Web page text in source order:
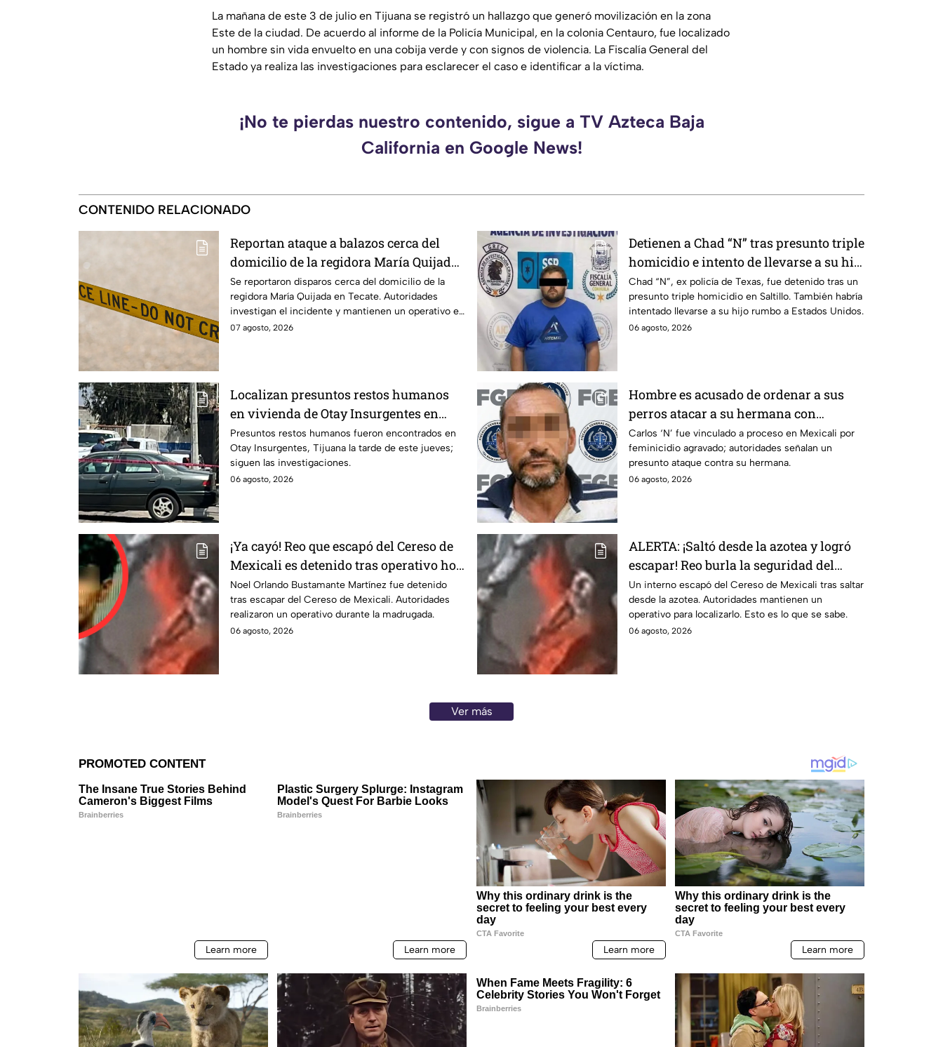
La mañana de este 3 de julio en Tijuana se registró un hallazgo que generó movilización en la zona
Este de la ciudad. De acuerdo al informe de la Policía Municipal, en la colonia Centauro, fue localizado
un hombre sin vida envuelto en una cobija verde y con signos de violencia. La Fiscalía General del
Estado ya realiza las investigaciones para esclarecer el caso e identificar a la víctima.
¡No te pierdas nuestro contenido, sigue a TV Azteca Baja
California en Google News!
CONTENIDO RELACIONADO
Reportan ataque a balazos cerca del
domicilio de la regidora María Quijada
en Tecate; esto se sabe
Se reportaron disparos cerca del domicilio de la
regidora María Quijada en Tecate. Autoridades
investigan el incidente y mantienen un operativo en
la zona.
07 agosto, 2026
Detienen a Chad “N” tras presunto triple
homicidio e intento de llevarse a su hijo
a Estados Unidos
Chad “N”, ex policía de Texas, fue detenido tras un
presunto triple homicidio en Saltillo. También habría
intentado llevarse a su hijo rumbo a Estados Unidos.
06 agosto, 2026
Localizan presuntos restos humanos
en vivienda de Otay Insurgentes en
Tijuana
Presuntos restos humanos fueron encontrados en
Otay Insurgentes, Tijuana la tarde de este jueves;
siguen las investigaciones.
06 agosto, 2026
Hombre es acusado de ordenar a sus
perros atacar a su hermana con
discapacidad auditiva en Mexicali; lo
procesan por feminicidio
Carlos ‘N’ fue vinculado a proceso en Mexicali por
feminicidio agravado; autoridades señalan un
presunto ataque contra su hermana.
06 agosto, 2026
¡Ya cayó! Reo que escapó del Cereso de
Mexicali es detenido tras operativo hoy
6 de agosto
Noel Orlando Bustamante Martínez fue detenido
tras escapar del Cereso de Mexicali. Autoridades
realizaron un operativo durante la madrugada.
06 agosto, 2026
ALERTA: ¡Saltó desde la azotea y logró
escapar! Reo burla la seguridad del
Cereso de Mexicali y continúa prófugo
⚠️
Un interno escapó del Cereso de Mexicali tras saltar
desde la azotea. Autoridades mantienen un
operativo para localizarlo. Esto es lo que se sabe.
06 agosto, 2026
Ver más